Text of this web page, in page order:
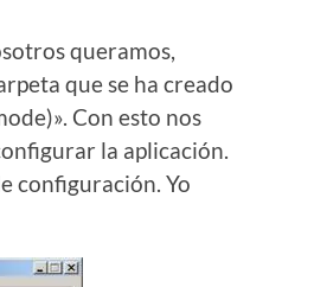
queramos,
que se ha creado
Con esto nos
la aplicación.
configuración. Yo